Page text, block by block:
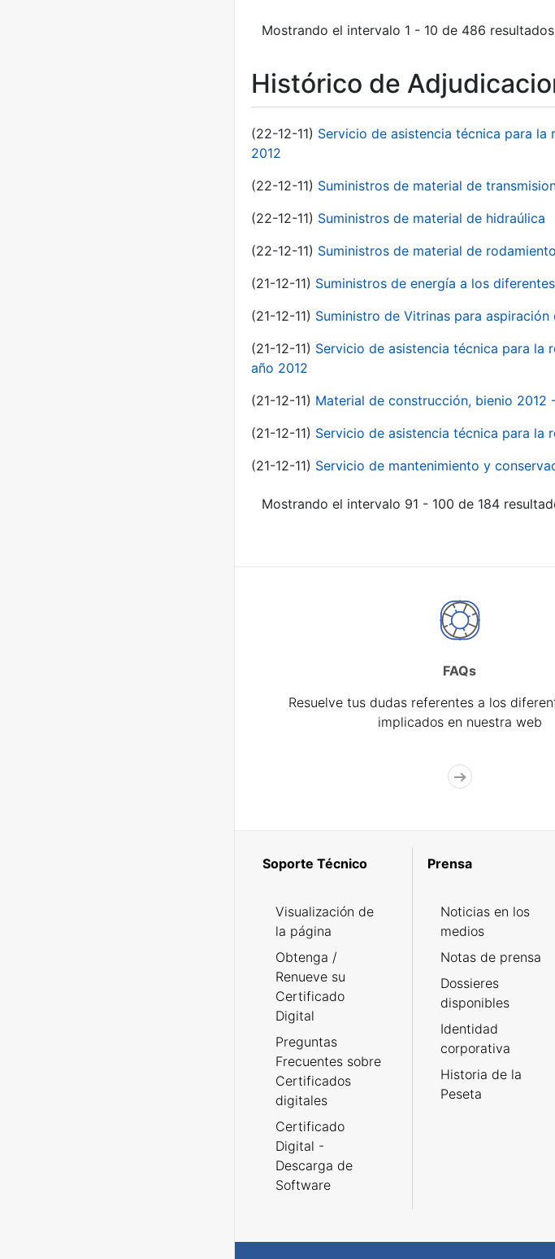
Mostrando el intervalo 1 - 10 de 486
Histórico de
(22-12-11) Servicio de asistencia técnica para la
2012
(22-12-11) Suministros de material de
(22-12-11) Suministros de material de hidraúlica
(22-12-11) Suministros de material de
(21-12-11) Suministros de energía a los
(21-12-11) Suministro de Vitrinas para aspiración
(21-12-11) Servicio de asistencia técnica para la
año 2012
(21-12-11) Material de construcción, bienio 2012
(21-12-11) Servicio de asistencia técnica para la
(21-12-11) Servicio de mantenimiento y
Mostrando el intervalo 91 - 100 de 184
FAQs
Resuelve tus dudas referentes a los
implicados en nuestra web
Soporte Técnico
Visualización de
la página
Obtenga /
Renueve su
Certificado
Digital
Preguntas
Frecuentes sobre
Certificados
digitales
Certificado
Digital -
Descarga de
Software
Prensa
Noticias en los
medios
Notas de prensa
Dossieres
disponibles
Identidad
corporativa
Historia de la
Peseta